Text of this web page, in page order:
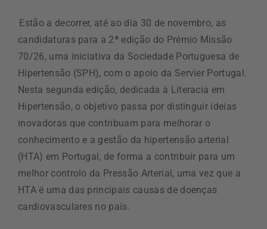
Estão a decorrer, até ao dia 30 de novembro, as
candidaturas para a 2ª edição do Prémio Missão
70/26, uma iniciativa da Sociedade Portuguesa de
Hipertensão (SPH), com o apoio da Servier Portugal.
Nesta segunda edição, dedicada à Literacia em
Hipertensão, o objetivo passa por distinguir ideias
inovadoras que contribuam para melhorar o
conhecimento e a gestão da hipertensão arterial
(HTA) em Portugal, de forma a contribuir para um
melhor controlo da Pressão Arterial, uma vez que a
HTA é uma das principais causas de doenças
cardiovasculares no país.